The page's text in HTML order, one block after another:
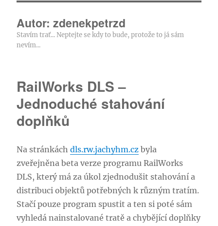
Autor:zdenekpetrzd
Stavím trať... Neptejte se kdy to bude, protože to já sám
nevím...
RailWorks DLS –
Jednoduché stahování
doplňků
Na stránkáchdls.rw.jachyhm.cz byla
zveřejněna beta verze programu RailWorks
DLS, který má za úkol zjednodušit stahování a
distribuci objektů potřebných k různým tratím.
Stačí pouze program spustit a ten si poté sám
vyhledá nainstalované tratě a chybějící doplňky